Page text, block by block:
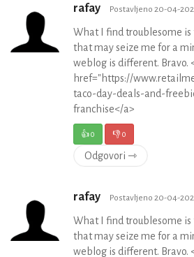
rafay Postavljeno 20-04-
What I find troublesome is
that may seize me for a
weblog is different. Bravo.
href="https://
taco-day-deals-and-
franchise</a>
👍0 👎0
Odgovori ⇾
rafay Postavljeno 20-04-
What I find troublesome is
that may seize me for a
weblog is different. Bravo.